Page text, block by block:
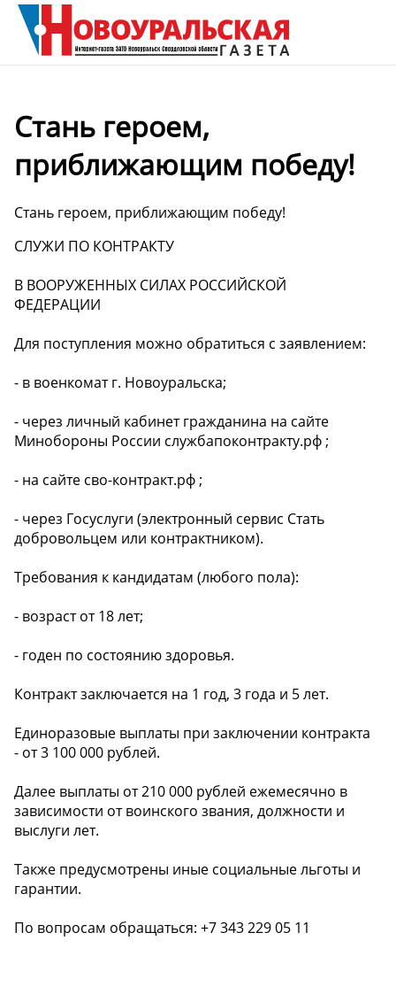
Стань героем,
приближающим победу!
Стань героем, приближающим победу!
СЛУЖИ ПО КОНТРАКТУ
В ВООРУЖЕННЫХ СИЛАХ РОССИЙСКОЙ
ФЕДЕРАЦИИ
Для поступления можно обратиться с заявлением:
- в военкомат г. Новоуральска;
- через личный кабинет гражданина на сайте
Минобороны России службапоконтракту.рф ;
- на сайте сво-контракт.рф ;
- через Госуслуги (электронный сервис Стать
добровольцем или контрактником).
Требования к кандидатам (любого пола):
- возраст от 18 лет;
- годен по состоянию здоровья.
Контракт заключается на 1 год, 3 года и 5 лет.
Единоразовые выплаты при заключении контракта
- от 3 100 000 рублей.
Далее выплаты от 210 000 рублей ежемесячно в
зависимости от воинского звания, должности и
выслуги лет.
Также предусмотрены иные социальные льготы и
гарантии.
По вопросам обращаться: +7 343 229 05 11